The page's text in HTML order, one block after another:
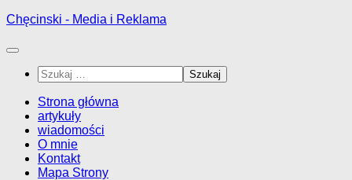
Przejdź
treści
Chęcinski - Media i Reklama
Szukaj:
Strona główna
artykuły
wiadomości
O mnie
Kontakt
Mapa Strony